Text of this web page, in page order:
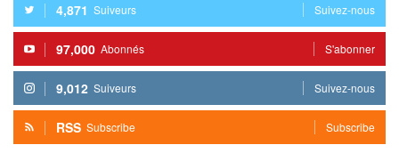
4,871 Suiveurs Suivez-nous
97,000 Abonnés S'abonner
9,012 Suiveurs Suivez-nous
RSS Subscribe Subscribe